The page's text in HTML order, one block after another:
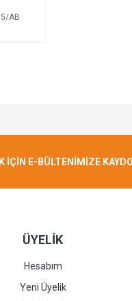
AB
İÇİN E-BÜLTENİMİZE
ÜYELİK
Hesabım
Yeni Üyelik